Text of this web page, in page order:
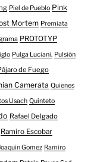
Piel de Pueblo Pink
Mortem Premiata
PROTOTYP
Pulga Luciani. Pulsión
de Fuego
Camerata Quienes
Usach Quinteto
Rafael Delgado
Ramiro Escobar
Gomez Ramiro